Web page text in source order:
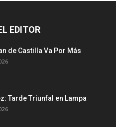
EDITOR
de Castilla Va Por Más
Tarde Triunfal en Lampa